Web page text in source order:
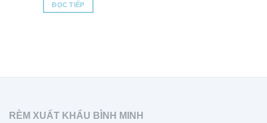
ĐỌC TIẾP
RÈM XUẤT KHẨU BÌNH MINH